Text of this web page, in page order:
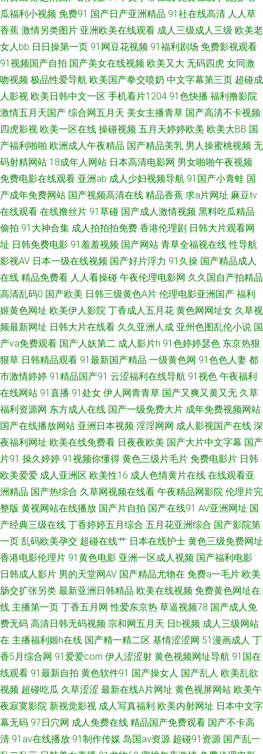
利社 深夜狼友 人妻导航av 久久精品观看 国产传媒三级AV 99色精品 亚洲无
码东方AV 午夜理论影院 日本精品VA网站 欧美aa 久久偷拍视频精品 后入黑
丝在线播放 国产精区 www日本www 91午夜电影 午夜影院啊啊 日本色www
无码 老湿影院免费 久久国产机热 国产极品天天插 成人性交生活影视 AV一区
二区AV 91网站永久入口 亚洲色图 日韩无码男人天堂 免费的曰韩AV 另类激
情欧美 美日欧中少妇 精东AV 国厂性交A片 AV高清日韩 91中文视频在线 99re
超碰 97福利社区视频 91爱爱视频 伊人一线二线 亚洲黄网站网站 91大神com
黄色小视频网站 制服AV影院 国产色资源 欧美性爱做五月天 在线观看a网站
亚州日韩欧美 69成人在线 国产成人av传媒 欧美浮力 在线91观看 国产干逼视
频 欧美国产视频 91深夜视频 久久人人香蕉热 伊人三级片 av高清不卡 精品
丝91免费视频 天天射影院 欧美变态网站 九一网站免费看 91社78四虎 青青
热久精品 国产精品乱 俺去也激情综合网 日本婷婷com 亚洲成人综合网址 97
色色1 日韩成人综合AⅤ 97亚州综合一页 国产自拍三级 天堂AV电影网 黄色小
电彭 91网站入囗 国产老A精品在线 国产区福利在线 福利电影导航 超碰老逼
97超碰草在线 91热爆视频 影音先锋成人电影 亚洲元码 91中文国产视频 91
人妻超碰 影音先锋色精东 亚洲另类小说欧美 熟妇91中文字幕 豆花18在线网
页 国产高清av 狠狠日天天做 含羞草91 黑丝在线1 巨乳性交 内射无码一区日
韩 亚洲九一青草 AV在线资源导航 豆花av岛国 玖玖精品视频在线 久草香蕉97
精品一区日韩 狼友青草园 欧美偷拍 欧美日韩啪啪 欧洲亚洲日本 人人操网址
大全 人妻91—爱爱 日韩操逼视频 午夜成人影片 午夜成人导航 熟女东北 亚洲
日逼视频 91国产夜色猫 91黑丝精品美女 99超碰成人网 91探花黑丝在线
瓜福利小视频 免费91 国产日产亚洲精品 91社在线高清 人人草
香蕉 激情另类图片 亚洲欧美在线观看 成人三级成人三级 欧美老
女人bb 日日操第一页 91网豆花视频 91福利剧场 免费影视观看
91视频国产自拍 国产美女在线视频 欧美又大 无码四虎 女同激
吻视频 极品性爱导航 欧美国产拳交喷奶 中文字幕第三页 超碰成
人影视 欧美日韩中文一区 手机看片1204 91色快播 福利撸影院
激情五月天国产 综合网五月天 美女主播青草 国产高清不卡视频
四虎影视 欧美一区在线 操碰视频 五月天婷婷欧美 欧美大BB 国
产福利啪啪 欧洲成人午夜精品 国产精品美乳 男人操蜜桃视频 无
码射精网站 18成年人网站 日本高清电影网 男女啪啪午夜视频
免费电影在线观看 亚洲ab 成人少妇视频导航 91国产小青蛙 国
产成年免费网站 国产视频高清在线 精品香蕉 求a片网址 麻豆tv
在线观看 在线撸丝片 91草碰 国产成人激情视频 黑料吃瓜精品
偷拍 91大神合集 成人拍拍拍免费 香港伦理剧 日韩大片观看网
址 日韩免费电影 91羞羞视频 国产网站 青草全福视在线 性导航
影视AV 日本一级在线视频 国产好片浮力 91久操 国产精品成人
在线 精品免费看 人人看操碰 午夜伦理电影网 久久国自产拍精品
高清乱码0 国产欧美 日韩三级黄色A片 伦理电影亚洲国产 福利
姬黄色网址 欧美伊人影院 丁香成人五月花 黄色网网址女 久草视
频最新网址 日韩大片在线看 久久亚洲人成 亚州色图乱伦小说 国
产va免费观看 国产人妖第二 成人影片h 91色婷婷瑟色 东京热狠
狠草 日韩精品观看 91最新国产精品 一级黄色网 91色色人妻 都
市激情婷婷 91精品国产91 云涩福利在线导航 91视色 午夜福利
在线网站 91直播 91处女 伊人网青青草 国产又爽又黄又无 久草
福利资源网 东方成人在线 国产一级免费大片 成年免费视频网站
国产在线播放网站 亚洲日本视频 淫淫网网 成人影视国产在线 深
夜福利网址 欧美在线免费看 日夜夜欧美 国产大片中文字幕 国产
片91 操久婷婷 91视频你懂得 黄色三级片毛片 免费电影片 日韩
欧美爱爱 成人亚洲区 欧美性16 成人色情黄片在线 在线观看亚
洲精品 国产热综合 久草网视频在线看 午夜精品网影院 伦理片完
整版 黄视网站在线播放 国产片自拍 国产在线91 AV亚洲网址 国
产经典三级在线 丁香婷婷五月综合 五月花亚洲综合 国产影院第
一页 乱码欧美孕交 超碰在线艹 日本在线护士 黄色三级免费网址
香港电影伦理片 91黄色电影 亚洲一区成人视频 国产福利电影
日韩成人影片 男的天堂网AV 国产精品尤物在 免费a一毛片 欧美
肠交扩张另类 最新亚洲日韩精品 欧美在线视频 免费黄色网址在
线 主播第一页 丁香五月网 性爱东京热 草逼视频78 国产成人免
费无码 高清日韩无码视频 宗和网五月天 日b视频 成人三级网站
在 主播福利姬h在线 国产精一精二区 基情涩涩网 51漫画成人 丁
香5月综合网 91爱爱com 伊人涩涩射 黄色视频网址导航 91国在
线观看 91最新自拍 黄色软件91 国产操女人 国产乱人 欧美乱欲
视频 超碰吃瓜 久草涩涩 最新在线A片网址 黄色视屏网站 欧美午
夜寂寞影院 新视觉影视 成人写真福利 欧美内射网址 日本中文字
幕无码 97日穴网 成人免费在线 精品国产免费观看 国产不卡高
清 91av在线播放 91制作传媒 岛国av资源 超碰91资源 国产乱一